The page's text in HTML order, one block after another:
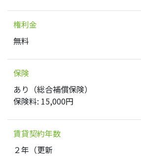
権利金
無料
保険
あり（総合補償保険）
保険料: 15,000円
賃貸契約年数
２年（更新